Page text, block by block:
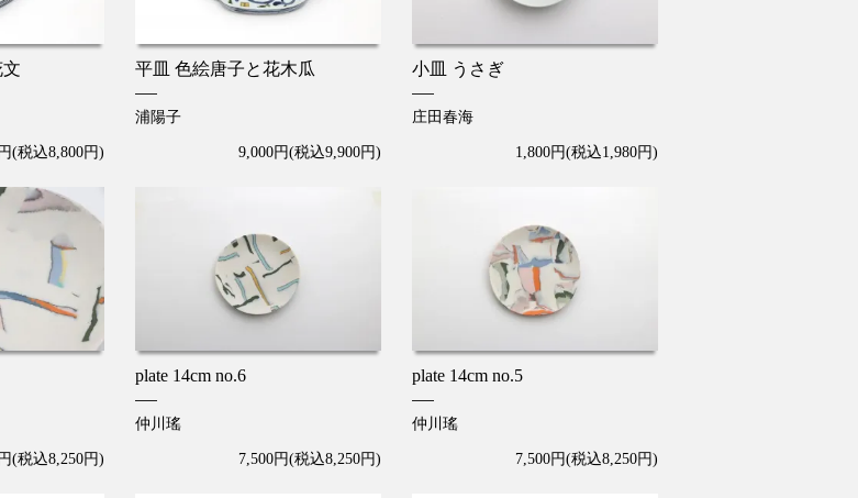
(税込8,800円)
平皿 色絵唐子と花木瓜
浦陽子
9,000円(税込9,900円)
小皿 うさぎ
庄田春海
1,800円(税込1,980円)
(税込8,250円)
plate 14cm no.6
仲川瑤
7,500円(税込8,250円)
plate 14cm no.5
仲川瑤
7,500円(税込8,250円)